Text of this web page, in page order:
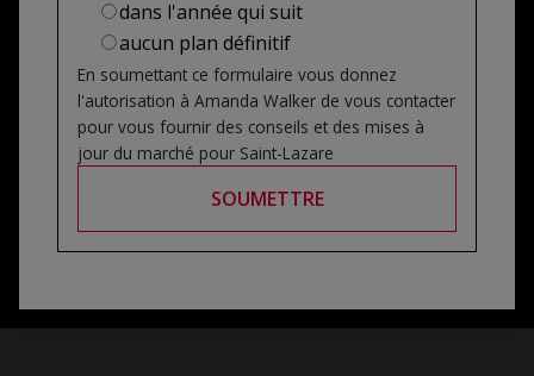
dans l'année qui suit
aucun plan définitif
En soumettant ce formulaire vous donnez
l'autorisation à Amanda Walker de vous contacter
pour vous fournir des conseils et des mises à
jour du marché pour Saint-Lazare
SOUMETTRE